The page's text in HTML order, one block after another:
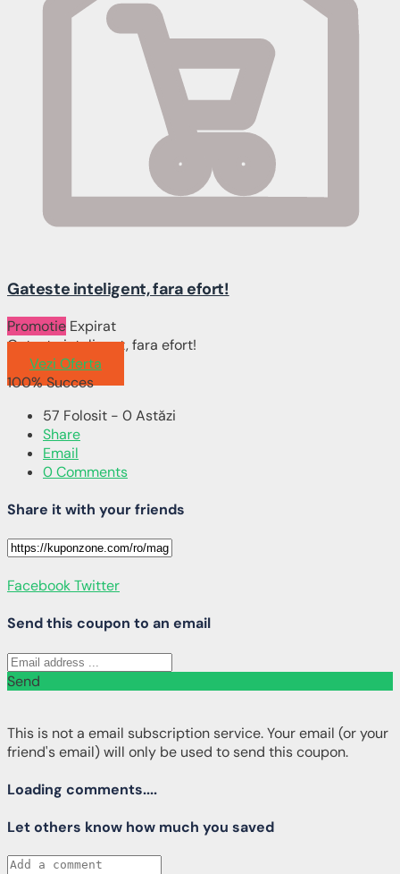
Gateste inteligent, fara efort!
Promotie Expirat
Gateste inteligent, fara efort!
Vezi Oferta
100% Succes
57 Folosit - 0 Astăzi
Share
Email
0 Comments
Share it with your friends
FacebookTwitter
Send this coupon to an email
Send
This is not a email subscription service. Your email (or your
friend's email) will only be used to send this coupon.
Loading comments....
Let others know how much you saved